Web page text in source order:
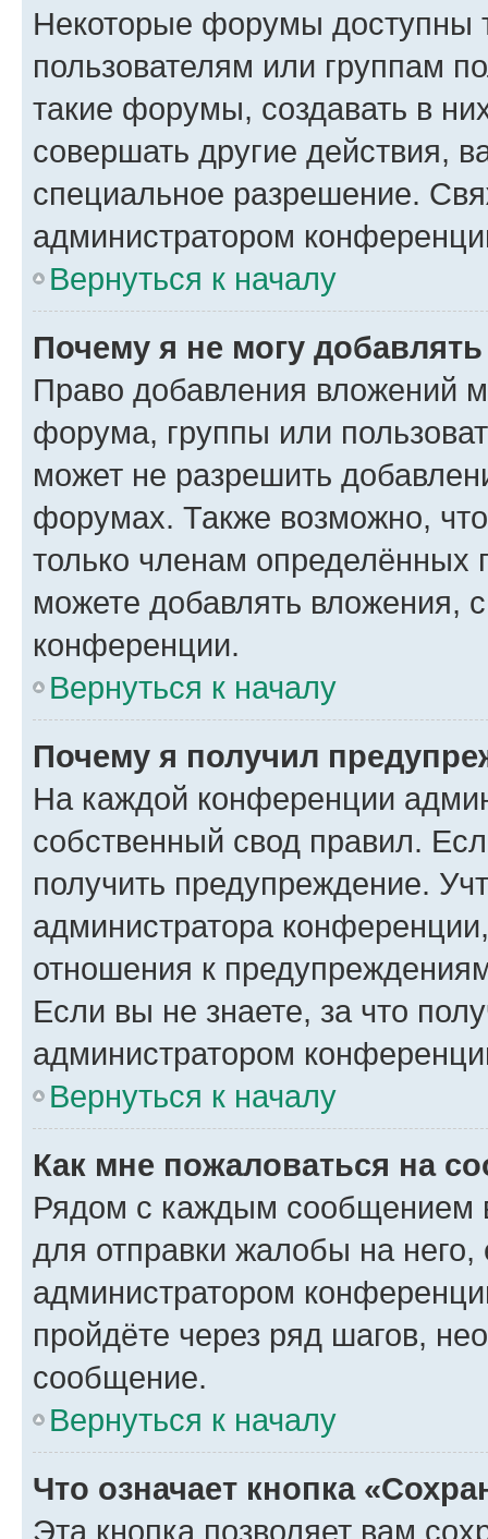
Некоторые форумы доступны
пользователям или группам
такие форумы, создавать в
совершать другие действия,
специальное разрешение.
администратором
Вернуться к началу
Почему я не могу
Право добавления вложений
форума, группы или
может не разрешить
форумах. Также возможно,
только членам определённых
можете добавлять вложения,
конференции.
Вернуться к началу
Почему я получил
На каждой конференции
собственный свод правил.
получить предупреждение.
администратора
отношения к
Если вы не знаете, за что
администратором
Вернуться к началу
Как мне пожаловаться на
Рядом с каждым сообщением
для отправки жалобы на
администратором
пройдёте через ряд шагов,
сообщение.
Вернуться к началу
Что означает кнопка
Эта кнопка позволяет вам